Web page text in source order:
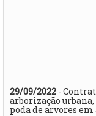
29/09/2022 -
arborização
poda de arvores